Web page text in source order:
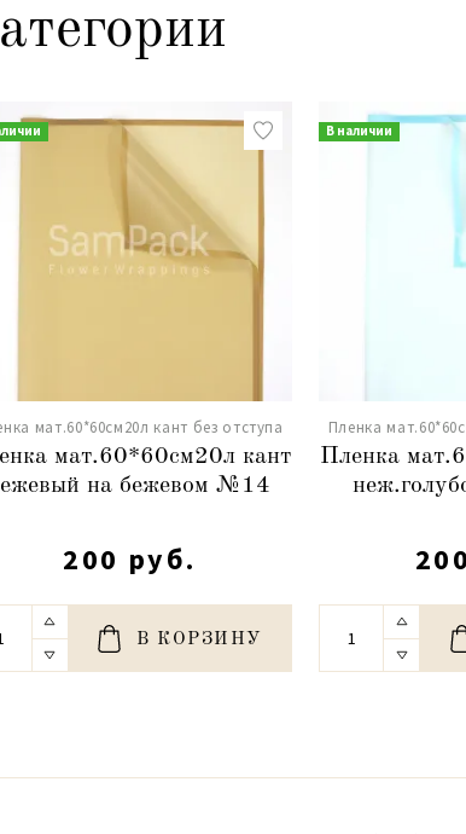
мат.60*60см20л кант без отступа
мат.60*60см20л кант
на бежевом №14
200 руб.
В КОРЗИНУ
В наличии
Пленка
Пленка